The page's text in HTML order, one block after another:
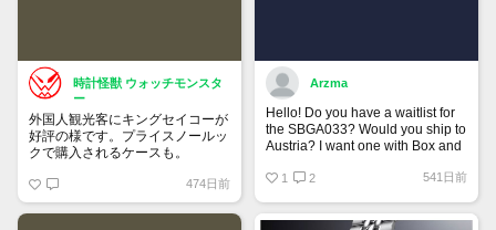
時計怪獣 ウォッチモンスタ
ー
外国人観光客にキングセイコーが
好評の様です。プライスノールッ
クで購入されるケースも。
474日前
Arzma
Hello! Do you have a waitlist for
the SBGA033? Would you ship to
Austria? I want one with Box and
1 2 541日前